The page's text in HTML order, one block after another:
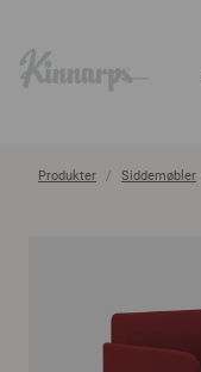
Produkter Siddemøbler